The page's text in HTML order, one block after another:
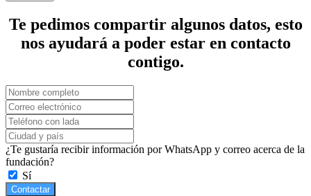
Te pedimos compartir algunos datos, esto
nos ayudará a poder estar en contacto
contigo.
¿Te gustaría recibir información por WhatsApp y correo acerca de la
fundación?
Sí
Contactar